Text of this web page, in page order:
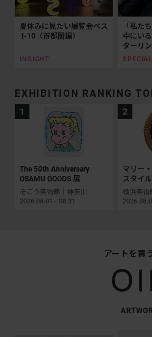
夏休みに見たい展覧会ベス
ト10（首都圏編）
INSIGHT
「私た
中にい
ターリ
抵抗の50
SPECIAL
EXHIBITION RANKING
The 50th Anniversary
OSAMU GOODS 展
そごう美術館｜神奈川
2026.08.01 - 08.31
マリー
スタイル
横浜美術
アートを買